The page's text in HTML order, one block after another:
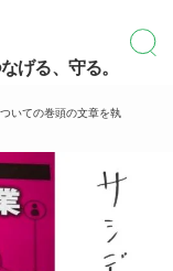
げる、守る。
いての巻頭の文章を執